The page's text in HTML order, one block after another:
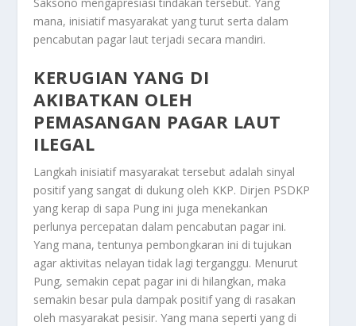
mana, inisiatif masyarakat yang turut serta dalam
pencabutan pagar laut terjadi secara mandiri.
KERUGIAN YANG DI
AKIBATKAN OLEH
PEMASANGAN PAGAR LAUT
ILEGAL
Langkah inisiatif masyarakat tersebut adalah sinyal
positif yang sangat di dukung oleh KKP. Dirjen PSDKP
yang kerap di sapa Pung ini juga menekankan
perlunya percepatan dalam pencabutan pagar ini.
Yang mana, tentunya pembongkaran ini di tujukan
agar aktivitas nelayan tidak lagi terganggu. Menurut
Pung, semakin cepat pagar ini di hilangkan, maka
semakin besar pula dampak positif yang di rasakan
oleh masyarakat pesisir. Yang mana seperti yang di